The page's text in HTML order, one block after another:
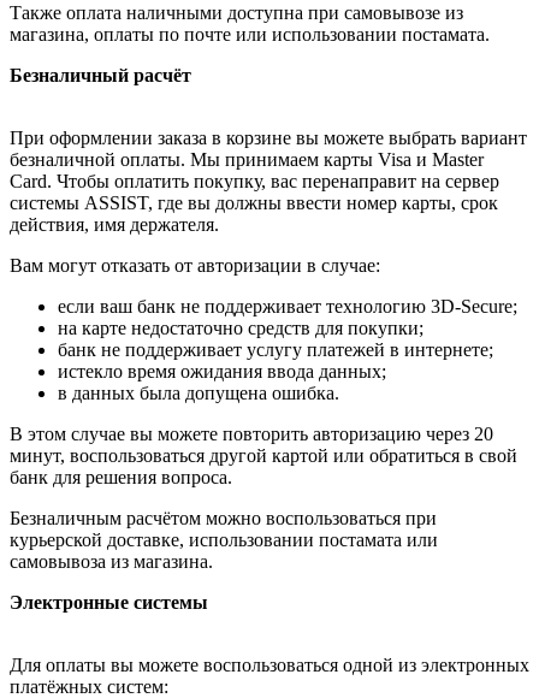
Также оплата наличными доступна при самовывозе из
магазина, оплаты по почте или использовании постамата.
Безналичный расчёт
При оформлении заказа в корзине вы можете выбрать вариант
безналичной оплаты. Мы принимаем карты Visa и Master
Card. Чтобы оплатить покупку, вас перенаправит на сервер
системы ASSIST, где вы должны ввести номер карты, срок
действия, имя держателя.
Вам могут отказать от авторизации в случае:
если ваш банк не поддерживает технологию 3D-Secure;
на карте недостаточно средств для покупки;
банк не поддерживает услугу платежей в интернете;
истекло время ожидания ввода данных;
в данных была допущена ошибка.
В этом случае вы можете повторить авторизацию через 20
минут, воспользоваться другой картой или обратиться в свой
банк для решения вопроса.
Безналичным расчётом можно воспользоваться при
курьерской доставке, использовании постамата или
самовывоза из магазина.
Электронные системы
Для оплаты вы можете воспользоваться одной из электронных
платёжных систем: